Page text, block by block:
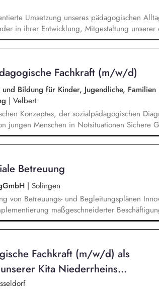
Umsetzung unseres pädagogischen
in ihrer Entwicklung, Mitgestaltung unserer
der Kinderrechte, Engagierte
Angeboten in vertrauensvoller
Fachkraft (m/w/d)
Bildung für Kinder, Jugendliche, Familien
| Velbert
Konzeptes, der sozialpädagogischen
jungen Menschen in Notsituationen Sichere
in unvorhersehbaren Situationen
von Diagnostikberichten
Betreuung
| Solingen
von Betreuungs- und Begleitungsplänen
maßgeschneiderter
sowie kontinuierliche enge Zusammenarbeit
Bewohner*innen und Angehörigen
gemäß der geltenden Standards und
Gruppenaktivitäten sowie
von Dienstplänen und das Führen von
Fachkraft (m/w/d) als
Kita Niederrheins...